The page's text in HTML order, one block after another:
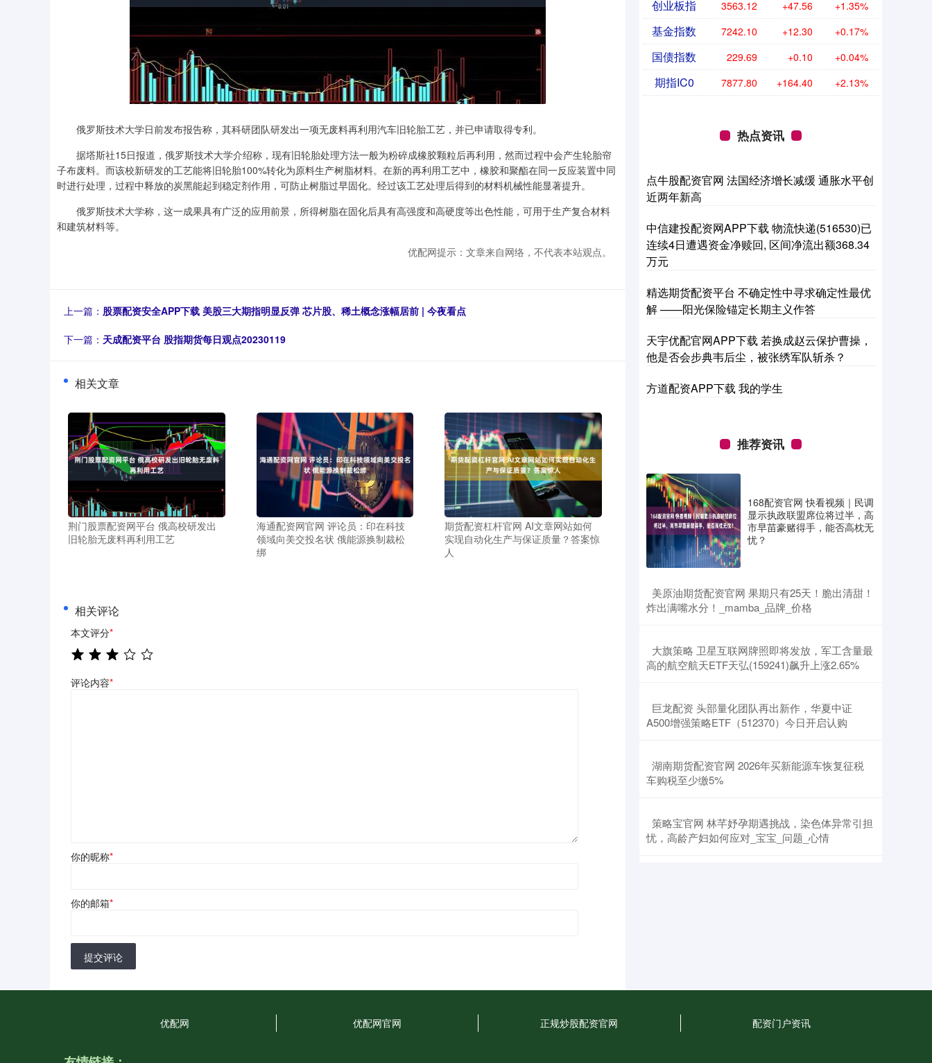
俄罗斯技术大学日前发布报告称，其科研团队研发出一项无废料再利用汽车旧轮胎工艺，并已申请取得专利。
据塔斯社15日报道，俄罗斯技术大学介绍称，现有旧轮胎处理方法一般为粉碎成橡胶颗粒后再利用，然而过程中会产生轮胎帘
子布废料。而该校新研发的工艺能将旧轮胎100%转化为原料生产树脂材料。在新的再利用工艺中，橡胶和聚酯在同一反应装置中同
时进行处理，过程中释放的炭黑能起到稳定剂作用，可防止树脂过早固化。经过该工艺处理后得到的材料机械性能显著提升。
俄罗斯技术大学称，这一成果具有广泛的应用前景，所得树脂在固化后具有高强度和高硬度等出色性能，可用于生产复合材料
和建筑材料等。
优配网提示：文章来自网络，不代表本站观点。
上一篇： 股票配资安全APP下载 美股三大期指明显反弹 芯片股、稀土概念涨幅居前 | 今夜看点
下一篇： 天成配资平台 股指期货每日观点20230119
相关文章
荆门股票配资网平台 俄高校研发出
旧轮胎无废料再利用工艺
海通配资网官网 评论员：印在科技
领域向美交投名状 俄能源换制裁松
绑
期货配资杠杆官网 AI文章网站如何
实现自动化生产与保证质量？答案惊
人
相关评论
本文评分*
评论内容*
你的昵称*
你的邮箱*
提交评论
创业板指 3563.12 +47.56 +1.35%
基金指数 7242.10 +12.30 +0.17%
国债指数 229.69 +0.10 +0.04%
期指IC0 7877.80 +164.40 +2.13%
热点资讯
点牛股配资官网 法国经济增长减缓 通胀水平创
近两年新高
中信建投配资网APP下载 物流快递(516530)已
连续4日遭遇资金净赎回, 区间净流出额368.34
万元
精选期货配资平台 不确定性中寻求确定性最优
解 ——阳光保险锚定长期主义作答
天宇优配官网APP下载 若换成赵云保护曹操，
他是否会步典韦后尘，被张绣军队斩杀？
方道配资APP下载 我的学生
推荐资讯
168配资官网 快看视频｜民调
显示执政联盟席位将过半，高
市早苗豪赌得手，能否高枕无
忧？
​美原油期货配资官网 果期只有25天！脆出清甜！
炸出满嘴水分！_mamba_品牌_价格
​大旗策略 卫星互联网牌照即将发放，军工含量最
高的航空航天ETF天弘(159241)飙升上涨2.65%
​巨龙配资 头部量化团队再出新作，华夏中证
A500增强策略ETF（512370）今日开启认购
​湖南期货配资官网 2026年买新能源车恢复征税
车购税至少缴5%
​策略宝官网 林芊妤孕期遇挑战，染色体异常引担
忧，高龄产妇如何应对_宝宝_问题_心情
优配网 优配网官网 正规炒股配资官网 配资门户资讯